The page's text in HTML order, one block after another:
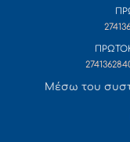
Mέσω του